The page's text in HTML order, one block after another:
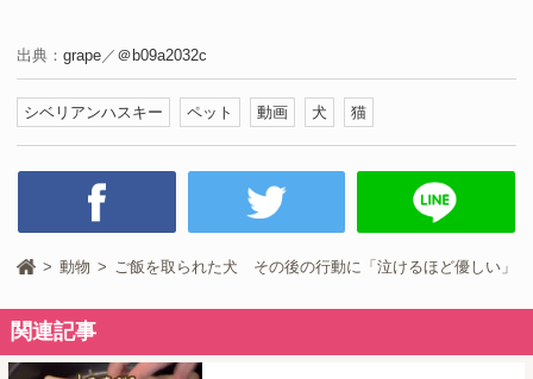
出典： grape ／ ＠b09a2032c
シベリアンハスキー ペット 動画 犬 猫
動物 ご飯を取られた犬 その後の行動に「泣けるほど優しい」
関連記事